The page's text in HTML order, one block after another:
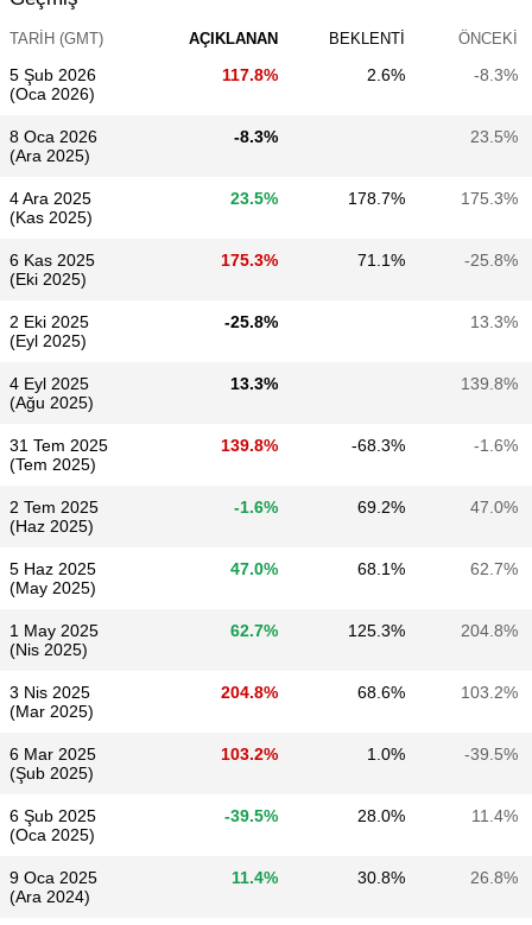
TARIH (GMT) AÇIKLANAN BEKLENTI ÖNCEKI
5 Şub 2026
(Oca 2026)
117.8% 2.6% -8.3%
8 Oca 2026
(Ara 2025)
-8.3% 23.5%
4 Ara 2025
(Kas 2025)
23.5% 178.7% 175.3%
6 Kas 2025
(Eki 2025)
175.3% 71.1% -25.8%
2 Eki 2025
(Eyl 2025)
-25.8% 13.3%
4 Eyl 2025
(Ağu 2025)
13.3% 139.8%
31 Tem 2025
(Tem 2025)
139.8% -68.3% -1.6%
2 Tem 2025
(Haz 2025)
-1.6% 69.2% 47.0%
5 Haz 2025
(May 2025)
47.0% 68.1% 62.7%
1 May 2025
(Nis 2025)
62.7% 125.3% 204.8%
3 Nis 2025
(Mar 2025)
204.8% 68.6% 103.2%
6 Mar 2025
(Şub 2025)
103.2% 1.0% -39.5%
6 Şub 2025
(Oca 2025)
-39.5% 28.0% 11.4%
9 Oca 2025
(Ara 2024)
11.4% 30.8% 26.8%